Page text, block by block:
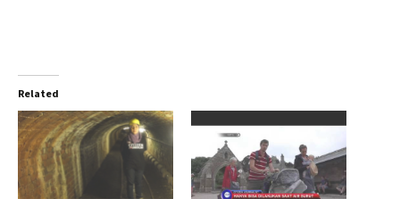
Related